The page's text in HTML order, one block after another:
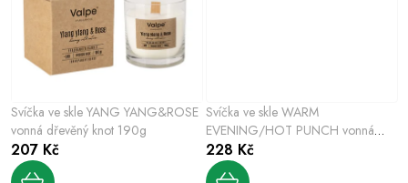
Svíčka ve skle YANG YANG&ROSE
vonná dřevěný knot 190g
207 Kč
Svíčka ve skle WARM
EVENING/HOT PUNCH vonná
200g
228 Kč